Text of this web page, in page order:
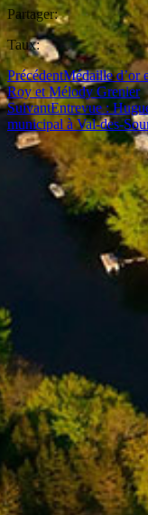
Partager:
Taux:
PrécédentMédaille d’or
Roy et Mélody Grenier
SuivantEntrevue :
municipal à Val-des-